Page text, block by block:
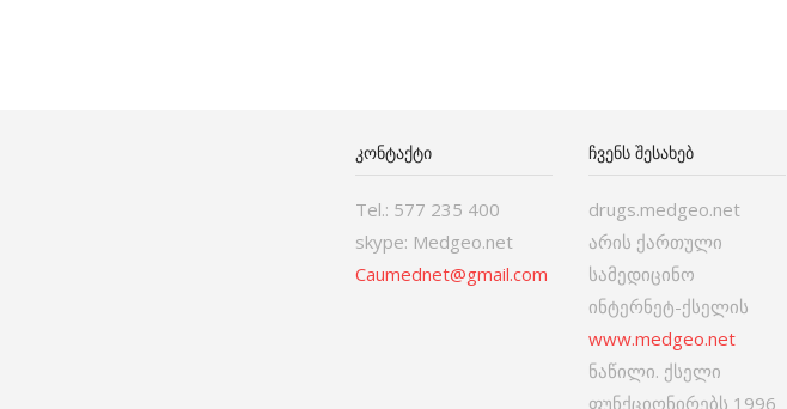
ᲙᲝᲜᲢᲐᲥᲢᲘ
Tel.: 577 235 400
skype: Medgeo.net
Caumednet@gmail.com
ᲩᲕᲔᲜᲡ ᲨᲔᲡᲐᲮᲔᲑ
drugs.medgeo.net
არის ქართული
სამედიცინო
ინტერნეტ-ქსელის
www.medgeo.net
ნაწილი. ქსელი
ფუნქციონირებს 1996